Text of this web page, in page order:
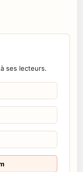
ses lecteurs.